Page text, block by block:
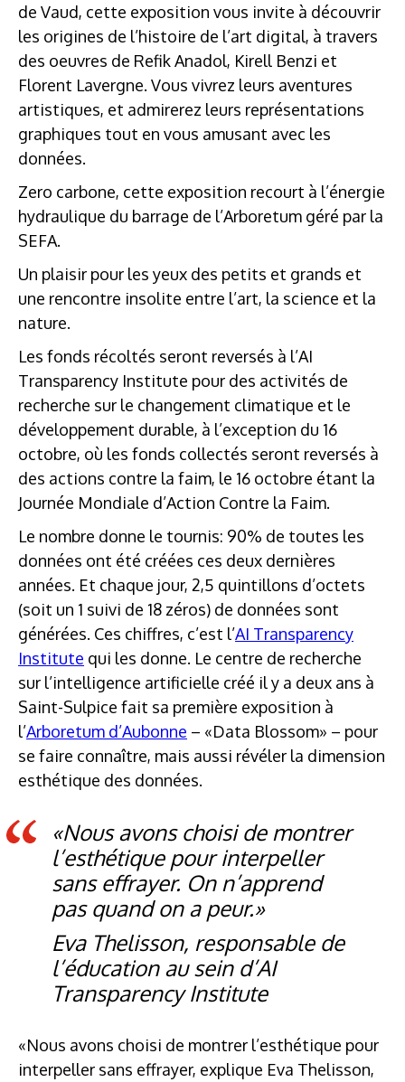
de Vaud, cette exposition vous invite à découvrir
les origines de l’histoire de l’art digital, à travers
des oeuvres de Refik Anadol, Kirell Benzi et
Florent Lavergne. Vous vivrez leurs aventures
artistiques, et admirerez leurs représentations
graphiques tout en vous amusant avec les
données.
Zero carbone, cette exposition recourt à l’énergie
hydraulique du barrage de l’Arboretum géré par la
SEFA.
Un plaisir pour les yeux des petits et grands et
une rencontre insolite entre l’art, la science et la
nature.
Les fonds récoltés seront reversés à l’AI
Transparency Institute pour des activités de
recherche sur le changement climatique et le
développement durable, à l’exception du 16
octobre, où les fonds collectés seront reversés à
des actions contre la faim, le 16 octobre étant la
Journée Mondiale d’Action Contre la Faim.
Le nombre donne le tournis: 90% de toutes les
données ont été créées ces deux dernières
années. Et chaque jour, 2,5 quintillons d’octets
(soit un 1 suivi de 18 zéros) de données sont
générées. Ces chiffres, c’est l’AI Transparency
Institute qui les donne. Le centre de recherche
sur l’intelligence artificielle créé il y a deux ans à
Saint-Sulpice fait sa première exposition à
l’Arboretum d’Aubonne – «Data Blossom» – pour
se faire connaître, mais aussi révéler la dimension
esthétique des données.
«Nous avons choisi de montrer
l’esthétique pour interpeller
sans effrayer. On n’apprend
pas quand on a peur.»
Eva Thelisson, responsable de
l’éducation au sein d’AI
Transparency Institute
«Nous avons choisi de montrer l’esthétique pour
interpeller sans effrayer, explique Eva Thelisson,